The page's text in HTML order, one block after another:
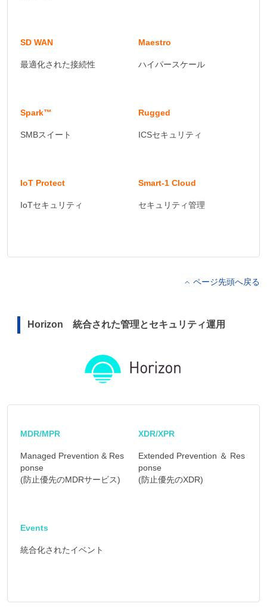
SD WAN
最適化された接続性
Maestro
ハイパースケール
Spark™
SMBスイート
Rugged
ICSセキュリティ
IoT Protect
IoTセキュリティ
Smart-1 Cloud
セキュリティ管理
ページ先頭へ戻る
Horizon 統合された管理とセキュリティ運用
MDR/MPR
Managed Prevention & Res
ponse
(防止優先のMDRサービス)
XDR/XPR
Extended Prevention ＆ Res
ponse
(防止優先のXDR)
Events
統合化されたイベント